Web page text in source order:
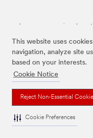
This website uses
navigation, analyze site
based on your interests.
Cookie Notice
Reject Non-Essential
Cookie Preferences
Las marcas mencionadas